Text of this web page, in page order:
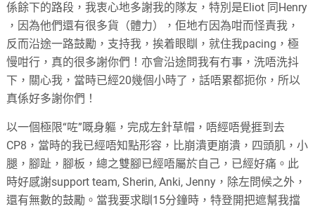
係餘下的路段，我衷心地多謝我的隊友，特別是Eliot 同Henry
，因為他們還有很多貨（體力），佢地冇因為咁而怪責我，
反而沿途一路鼓勵，支持我，挨着眼瞓，就住我pacing，極
慢咁行，真的很多謝你們！亦會沿途問我有冇事，洗唔洗抖
下，關心我，當時已經20幾個小時了，話唔累都扼你，所以
真係好多謝你們！
以一個極限“咗”嘅身軀，完成左針草帽，唔經唔覺捱到去
CP8，當時的我已經唔知點形容，比崩潰更崩潰，四頭肌，小
腿，腳趾，腳板，總之雙腳已經唔屬於自己，已經好痛。此
時好感謝support team, Sherin, Anki, Jenny，除左問候之外，
還有無數的鼓勵。當我要求瞓15分鐘時，特登開把遮幫我擋